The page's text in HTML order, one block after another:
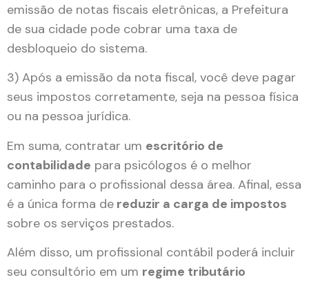
emissão de notas fiscais eletrônicas, a Prefeitura
de sua cidade pode cobrar uma taxa de
desbloqueio do sistema.
3) Após a emissão da nota fiscal, você deve pagar
seus impostos corretamente, seja na pessoa física
ou na pessoa jurídica.
Em suma, contratar um escritório de
contabilidade para psicólogos é o melhor
caminho para o profissional dessa área. Afinal, essa
é a única forma de reduzir a carga de impostos
sobre os serviços prestados.
Além disso, um profissional contábil poderá incluir
seu consultório em um regime tributário